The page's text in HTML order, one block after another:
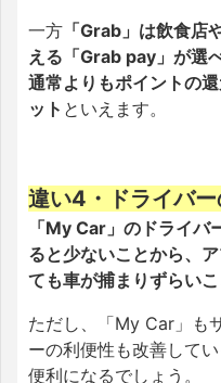
一方 「Grab」は飲食店
える「Grab pay」が選
通常よりもポイントの
ット といえます。
違い4・ドライバ
「My Car」のドライ
ると少ないことから、
ても車が捕まりずらいこ
ただし、「My Car」も
ーの利便性も改善して
便利になるでしょう。